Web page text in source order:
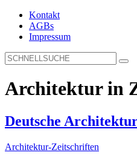
Kontakt
AGBs
Impressum
Architektur in
Deutsche
Architektur-Zeitschriften